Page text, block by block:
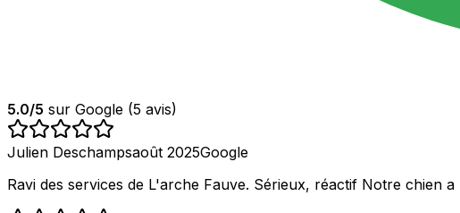
5.0/5 sur Google (5 avis)
Julien Deschampsaoût 2025Google
Ravi des services de L'arche Fauve. Sérieux, réactif Notre chien